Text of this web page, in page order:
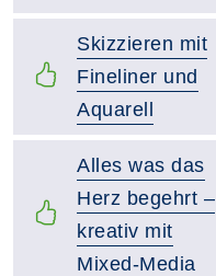
Skizzieren mit
Fineliner und
Aquarell
Alles was das
Herz begehrt –
kreativ mit
Mixed-Media